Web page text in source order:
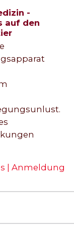
-
auf den
| Anmeldung